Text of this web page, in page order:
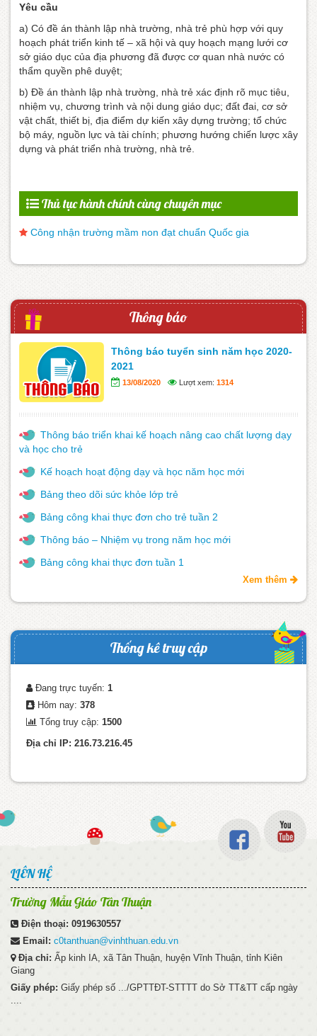
Yêu cầu
a) Có đề án thành lập nhà trường, nhà trẻ phù hợp với quy
hoạch phát triển kinh tế – xã hội và quy hoạch mạng lưới cơ
sở giáo dục của địa phương đã được cơ quan nhà nước có
thẩm quyền phê duyệt;
b) Đề án thành lập nhà trường, nhà trẻ xác định rõ mục tiêu,
nhiệm vụ, chương trình và nội dung giáo dục; đất đai, cơ sở
vật chất, thiết bị, địa điểm dự kiến xây dựng trường; tổ chức
bộ máy, nguồn lực và tài chính; phương hướng chiến lược xây
dựng và phát triển nhà trường, nhà trẻ.
Thủ tục hành chính cùng chuyên mục
Công nhận trường mầm non đạt chuẩn Quốc gia
Thông báo
Thông báo tuyển sinh năm học 2020-
2021
13/08/2020 Lượt xem: 1314
Thông báo triển khai kế hoạch nâng cao chất lượng dạy
và học cho trẻ
Kế hoạch hoạt động dạy và học năm học mới
Bảng theo dõi sức khỏe lớp trẻ
Bảng công khai thực đơn cho trẻ tuần 2
Thông báo – Nhiệm vụ trong năm học mới
Bảng công khai thực đơn tuần 1
Xem thêm
Thống kê truy cập
Đang trực tuyến: 1
Hôm nay: 378
Tổng truy cập: 1500
Địa chỉ IP: 216.73.216.45
LIÊN HỆ
Trường Mẫu Giáo Tân Thuận
Điện thoại: 0919630557
Email: c0tanthuan@vinhthuan.edu.vn
Địa chỉ: Ấp kinh IA, xã Tân Thuận, huyện Vĩnh Thuận, tỉnh Kiên
Giang
Giấy phép: Giấy phép số .../GPTTĐT-STTTT do Sở TT&TT cấp ngày